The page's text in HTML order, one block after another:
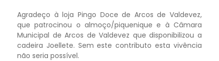
Agradeço à loja Pingo Doce de Arcos de Valdevez,
que patrocinou o almoço/piquenique e à Câmara
Municipal de Arcos de Valdevez que disponibilizou a
cadeira Joellete. Sem este contributo esta vivência
não seria possível.